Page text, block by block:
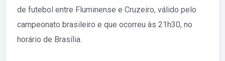
de futebol entre Fluminense e Cruzeiro, válido pelo
campeonato brasileiro e que ocorreu às 21h30, no
horário de Brasília.